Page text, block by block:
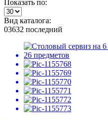
Показать по:
Вид каталога:
03632 последний